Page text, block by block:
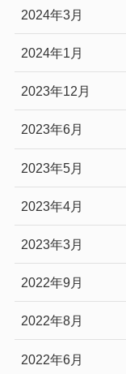
2024年3月
2024年1月
2023年12月
2023年6月
2023年5月
2023年4月
2023年3月
2022年9月
2022年8月
2022年6月